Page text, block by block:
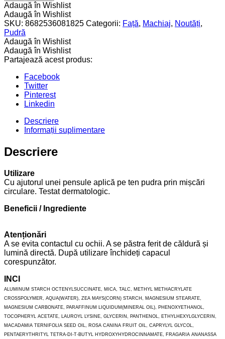
Adaugă în Wishlist
Adaugă în Wishlist
SKU: 8682536081825 Categorii: Față, Machiaj, Noutăți,
Pudră
Adaugă în Wishlist
Adaugă în Wishlist
Partajează acest produs:
Facebook
Twitter
Pinterest
Linkedin
Descriere
Informații suplimentare
Descriere
Utilizare
Cu ajutorul unei pensule aplică pe ten pudra prin mișcări
circulare. Testat dermatologic.
Beneficii / Ingrediente
Atenționări
A se evita contactul cu ochii. A se păstra ferit de căldură și
lumină directă. După utilizare închideți capacul
corespunzător.
INCI
ALUMINUM STARCH OCTENYLSUCCINATE, MICA, TALC, METHYL METHACRYLATE
CROSSPOLYMER, AQUA(WATER), ZEA MAYS(CORN) STARCH, MAGNESIUM STEARATE,
MAGNESIUM CARBONATE, PARAFFINUM LIQUIDUM(MINERAL OIL), PHENOXYETHANOL,
TOCOPHERYL ACETATE, LAUROYL LYSINE, GLYCERIN, PANTHENOL, ETHYLHEXYLGLYCERIN,
MACADAMIA TERNIFOLIA SEED OIL, ROSA CANINA FRUIT OIL, CAPRYLYL GLYCOL,
PENTAERYTHRITYL TETRA-DI-T-BUTYL HYDROXYHYDROCINNAMATE, FRAGARIA ANANASSA